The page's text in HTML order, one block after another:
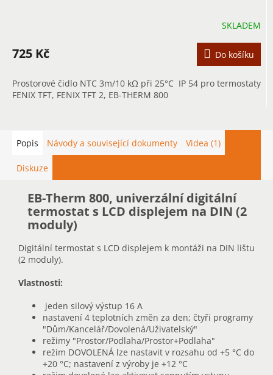
SKLADEM
725 Kč Do košíku
Prostorové čidlo NTC 3m/10 kΩ při 25°C IP 54 pro termostaty
FENIX TFT, FENIX TFT 2, EB-THERM 800
Popis Návody a související dokumenty Videa (1)
Diskuze
EB-Therm 800, univerzální digitální
termostat s LCD displejem na DIN (2
moduly)
Digitální termostat s LCD displejem k montáži na DIN lištu
(2 moduly).
Vlastnosti:
jeden silový výstup 16 A
nastavení 4 teplotních změn za den; čtyři programy
"Dům/Kancelář/Dovolená/Uživatelský"
režimy "Prostor/Podlaha/Prostor+Podlaha"
režim DOVOLENÁ lze nastavit v rozsahu od +5 °C do
+20 °C; nastavení z výroby je +12 °C